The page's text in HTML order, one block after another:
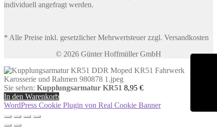
individuell angefragt werden.
* Alle Preise inkl. gesetzlicher Mehrwertsteuer zzgl. Versandkosten
© 2026 Günter Hoffmüller GmbH
Sie sehen: Kupplungsarmatur KR51 8,95 €
In den Warenkorb
WordPress Cookie Plugin von Real Cookie Banner